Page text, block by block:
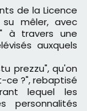
mêler, avec
à travers une
auxquels
prezzu", qu'on
ce ?", rebaptisé
lequel les
personnalités